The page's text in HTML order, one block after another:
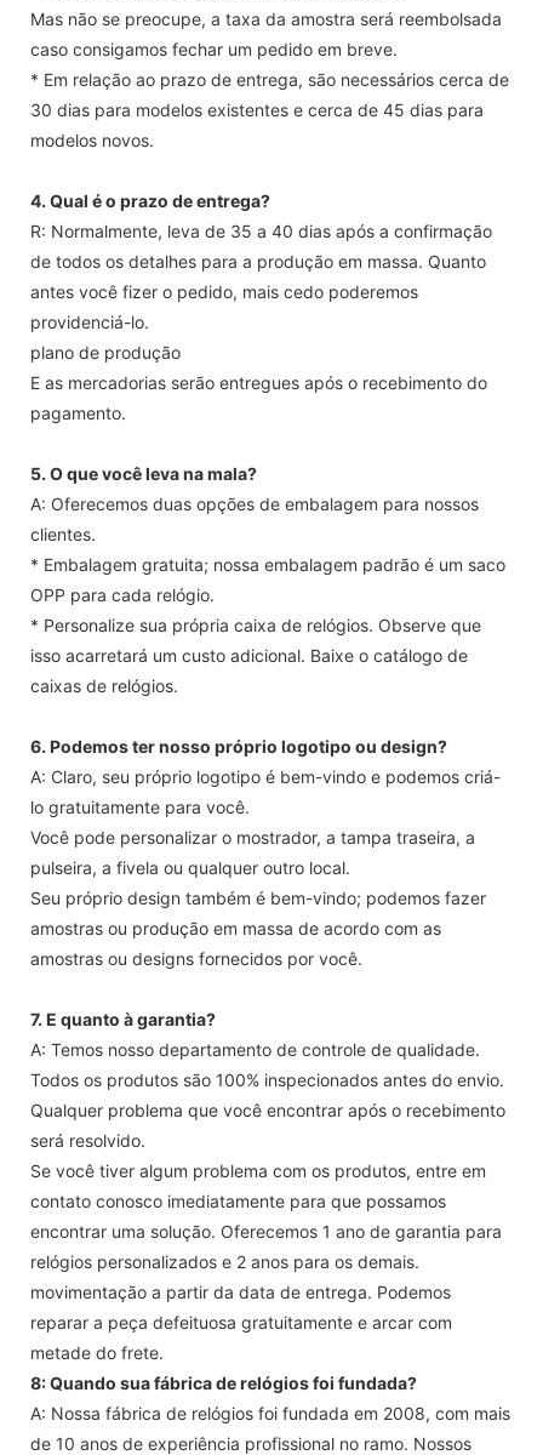
Mas não se preocupe, a taxa da amostra será reembolsada
caso consigamos fechar um pedido em breve.
* Em relação ao prazo de entrega, são necessários cerca de
30 dias para modelos existentes e cerca de 45 dias para
modelos novos.
4. Qual é o prazo de entrega?
R: Normalmente, leva de 35 a 40 dias após a confirmação
de todos os detalhes para a produção em massa. Quanto
antes você fizer o pedido, mais cedo poderemos
providenciá-lo.
plano de produção
E as mercadorias serão entregues após o recebimento do
pagamento.
5. O que você leva na mala?
A: Oferecemos duas opções de embalagem para nossos
clientes.
* Embalagem gratuita; nossa embalagem padrão é um saco
OPP para cada relógio.
* Personalize sua própria caixa de relógios. Observe que
isso acarretará um custo adicional. Baixe o catálogo de
caixas de relógios.
6. Podemos ter nosso próprio logotipo ou design?
A: Claro, seu próprio logotipo é bem-vindo e podemos criá-
lo gratuitamente para você.
Você pode personalizar o mostrador, a tampa traseira, a
pulseira, a fivela ou qualquer outro local.
Seu próprio design também é bem-vindo; podemos fazer
amostras ou produção em massa de acordo com as
amostras ou designs fornecidos por você.
7. E quanto à garantia?
A: Temos nosso departamento de controle de qualidade.
Todos os produtos são 100% inspecionados antes do envio.
Qualquer problema que você encontrar após o recebimento
será resolvido.
Se você tiver algum problema com os produtos, entre em
contato conosco imediatamente para que possamos
encontrar uma solução. Oferecemos 1 ano de garantia para
relógios personalizados e 2 anos para os demais.
movimentação a partir da data de entrega. Podemos
reparar a peça defeituosa gratuitamente e arcar com
metade do frete.
8: Quando sua fábrica de relógios foi fundada?
A: Nossa fábrica de relógios foi fundada em 2008, com mais
de 10 anos de experiência profissional no ramo. Nossos